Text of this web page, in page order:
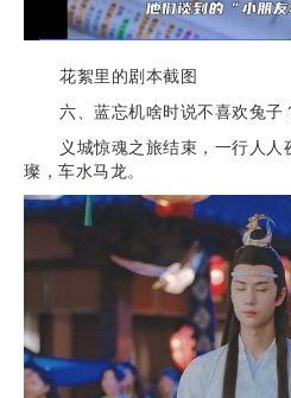
花絮里的剧本截图
六、蓝忘机啥时说不喜欢兔子
义城惊魂之旅结束，一行人
璨，车水马龙。